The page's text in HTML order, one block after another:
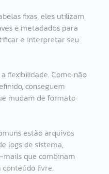
fixas, eles utilizam
e metadados para
e interpretar seu
flexibilidade. Como não
conseguem
mudam de formato
estão arquivos
logs de sistema,
mails que combinam
livre.